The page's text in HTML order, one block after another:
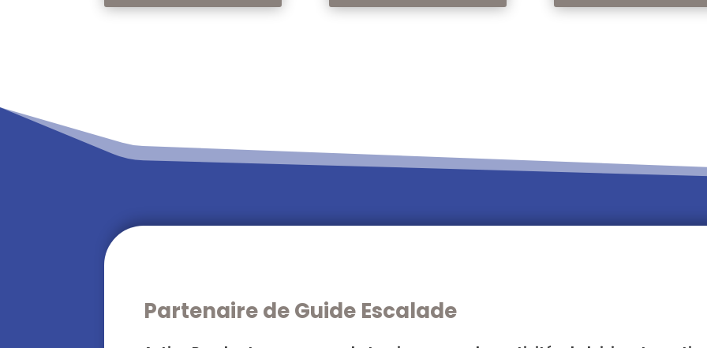
Partenaire de Guide Escalade